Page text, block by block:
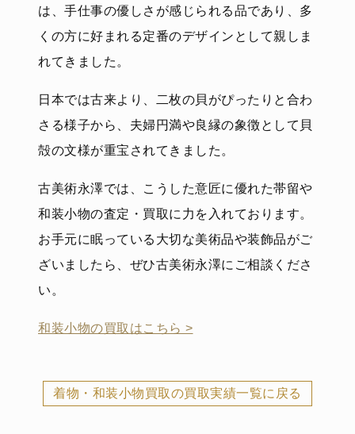
は、手仕事の優しさが感じられる品であり、多
くの方に好まれる定番のデザインとして親しま
れてきました。
日本では古来より、二枚の貝がぴったりと合わ
さる様子から、夫婦円満や良縁の象徴として貝
殻の文様が重宝されてきました。
古美術永澤では、こうした意匠に優れた帯留や
和装小物の査定・買取に力を入れております。
お手元に眠っている大切な美術品や装飾品がご
ざいましたら、ぜひ古美術永澤にご相談くださ
い。
和装小物の買取はこちら >
着物・和装小物買取の買取実績一覧に戻る